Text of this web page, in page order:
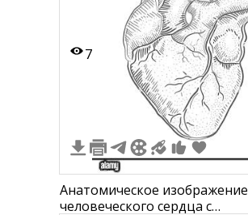
7
Анатомическое изображение
человеческого сердца с